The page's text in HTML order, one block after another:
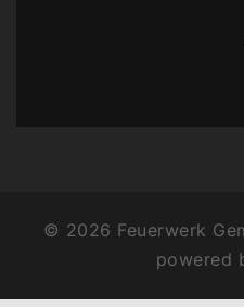
© 2026 Feuerwerk
powered